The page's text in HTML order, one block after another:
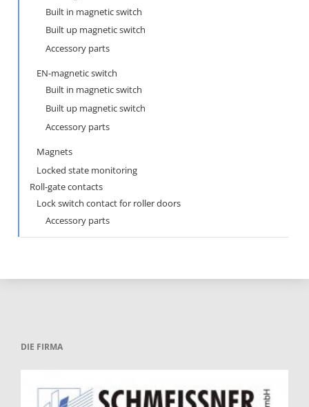
Built in magnetic switch
Built up magnetic switch
Accessory parts
EN-magnetic switch
Built in magnetic switch
Built up magnetic switch
Accessory parts
Magnets
Locked state monitoring
Roll-gate contacts
Lock switch contact for roller doors
Accessory parts
DIE FIRMA